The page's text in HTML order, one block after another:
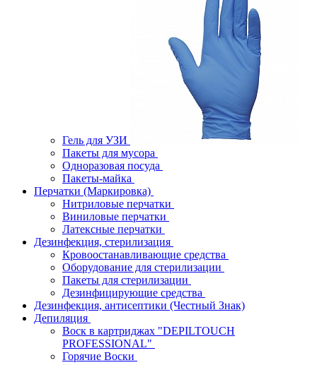
Гель для УЗИ
Пакеты для мусора
Одноразовая посуда
Пакеты-майка
Перчатки (Маркировка)
Нитриловые перчатки
Виниловые перчатки
Латексные перчатки
Дезинфекция, стерилизация
Кровоостанавливающие средства
Оборудование для стерилизации
Пакеты для стерилизации
Дезинфицирующие средства
Дезинфекция, антисептики (Честный Знак)
Депиляция
Воск в картриджах "DEPILTOUCH
PROFESSIONAL"
Горячие Воски